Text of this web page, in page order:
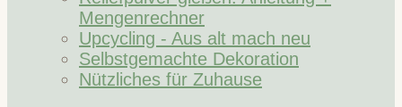
Mengenrechner
Upcycling - Aus alt mach neu
Selbstgemachte Dekoration
Nützliches für Zuhause